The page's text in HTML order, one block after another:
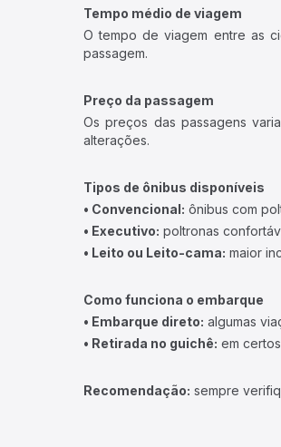
Tempo médio de viagem
O tempo de viagem entre as
passagem.
Preço da passagem
Os preços das passagens
alterações.
Tipos de ônibus disponíveis
• Convencional: ônibus com
• Executivo: poltronas
• Leito ou Leito-cama: maior
Como funciona o embarque
• Embarque direto: algumas
• Retirada no guichê: em
Recomendação: sempre